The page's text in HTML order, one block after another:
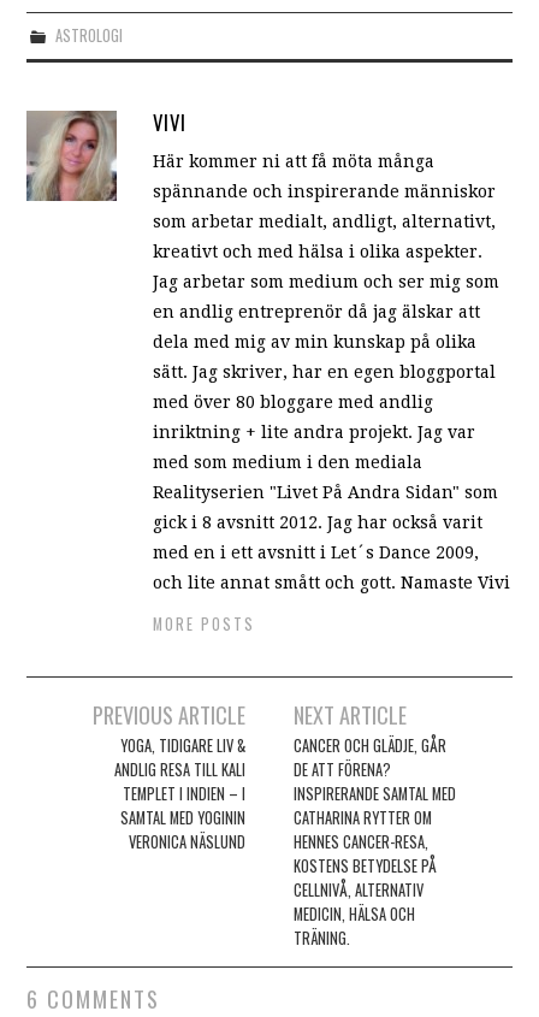
ASTROLOGI
VIVI
Här kommer ni att få möta många
spännande och inspirerande människor
som arbetar medialt, andligt, alternativt,
kreativt och med hälsa i olika aspekter.
Jag arbetar som medium och ser mig som
en andlig entreprenör då jag älskar att
dela med mig av min kunskap på olika
sätt. Jag skriver, har en egen bloggportal
med över 80 bloggare med andlig
inriktning + lite andra projekt. Jag var
med som medium i den mediala
Realityserien "Livet På Andra Sidan" som
gick i 8 avsnitt 2012. Jag har också varit
med en i ett avsnitt i Let´s Dance 2009,
och lite annat smått och gott. Namaste Vivi
MORE POSTS
Post navigation
PREVIOUS ARTICLE
YOGA, TIDIGARE LIV &
ANDLIG RESA TILL KALI
TEMPLET I INDIEN – I
SAMTAL MED YOGININ
VERONICA NÄSLUND
NEXT ARTICLE
CANCER OCH GLÄDJE, GÅR
DE ATT FÖRENA?
INSPIRERANDE SAMTAL MED
CATHARINA RYTTER OM
HENNES CANCER-RESA,
KOSTENS BETYDELSE PÅ
CELLNIVÅ, ALTERNATIV
MEDICIN, HÄLSA OCH
TRÄNING.
6 COMMENTS